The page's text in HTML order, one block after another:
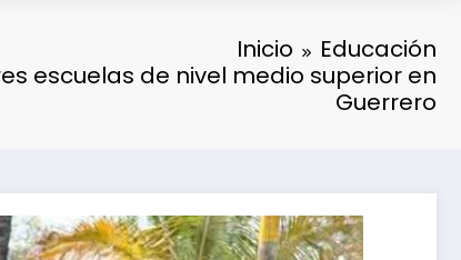
Inicio
Educación
escuelas de nivel medio superior en
Guerrero